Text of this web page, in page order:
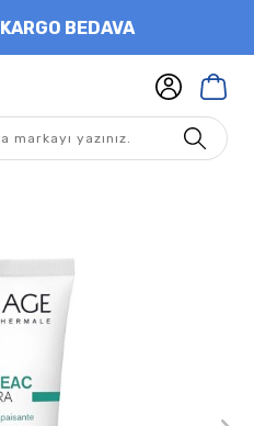
KARGO BEDAVA